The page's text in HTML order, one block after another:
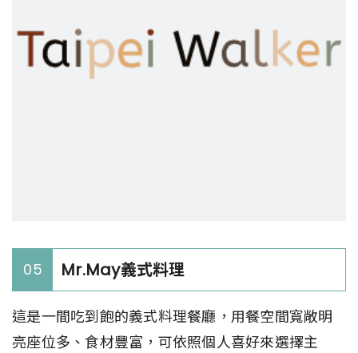
05 Mr.May義式料理
這是一間吃到飽的義式料理餐廳，用餐空間寬敞明
亮座位多、食材豐富，可依照個人喜好來選擇主